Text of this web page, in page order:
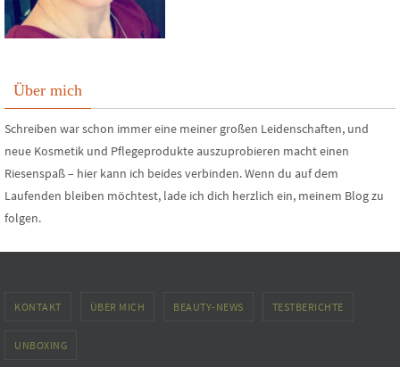
Über mich
Schreiben war schon immer eine meiner großen Leidenschaften, und
neue Kosmetik und Pflegeprodukte auszuprobieren macht einen
Riesenspaß – hier kann ich beides verbinden. Wenn du auf dem
Laufenden bleiben möchtest, lade ich dich herzlich ein, meinem Blog zu
folgen.
KONTAKT ÜBER MICH BEAUTY-NEWS TESTBERICHTE
UNBOXING